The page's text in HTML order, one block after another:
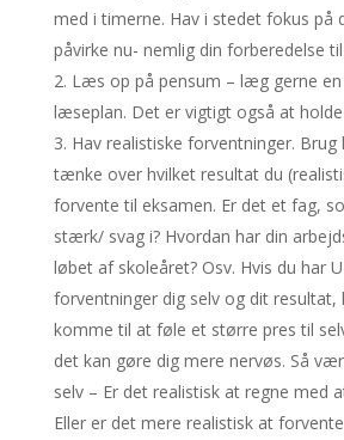
med i timerne. Hav i stedet fokus på
påvirke nu- nemlig din forberedelse
Læs op på pensum – læg gerne en
læseplan. Det er vigtigt også at
Hav realistiske forventninger.
tænke over hvilket resultat du
forvente til eksamen. Er det et fag,
stærk/ svag i? Hvordan har din
løbet af skoleåret? Osv. Hvis du har
forventninger dig selv og dit resultat,
komme til at føle et større pres til
det kan gøre dig mere nervøs. Så
selv – Er det realistisk at regne med
Eller er det mere realistisk at